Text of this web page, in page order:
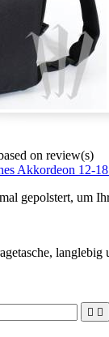
on review(s)
Akkordeon 12-
gepolstert, um
 